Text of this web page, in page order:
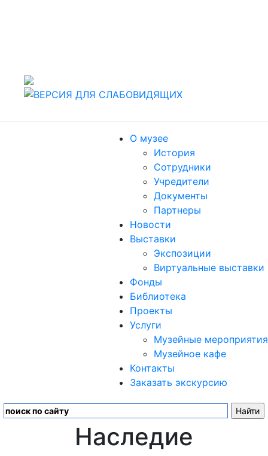
О музее
История
Сотрудники
Учредители
Документы
Партнеры
Новости
Выставки
Экспозиции
Виртуальные выставки
Фонды
Библиотека
Проекты
Услуги
Музейные мероприятия
Музейное кафе
Контакты
Заказать экскурсию
Наследие